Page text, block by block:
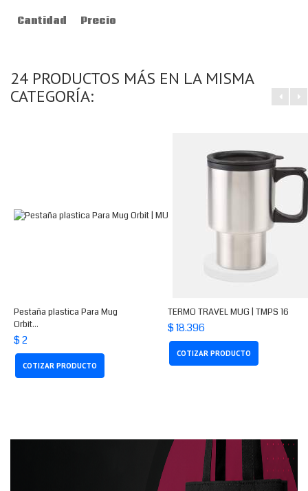
Cantidad Precio
24 PRODUCTOS MÁS EN LA MISMA
CATEGORÍA:
Pestaña plastica Para Mug
Orbit...
$ 2
COTIZAR PRODUCTO
TERMO TRAVEL MUG | TMPS 16
$ 18.396
COTIZAR PRODUCTO